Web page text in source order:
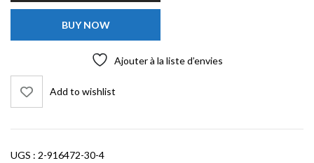
BUY NOW
Ajouter à la liste d’envies
Add to wishlist
UGS : 2-916472-30-4